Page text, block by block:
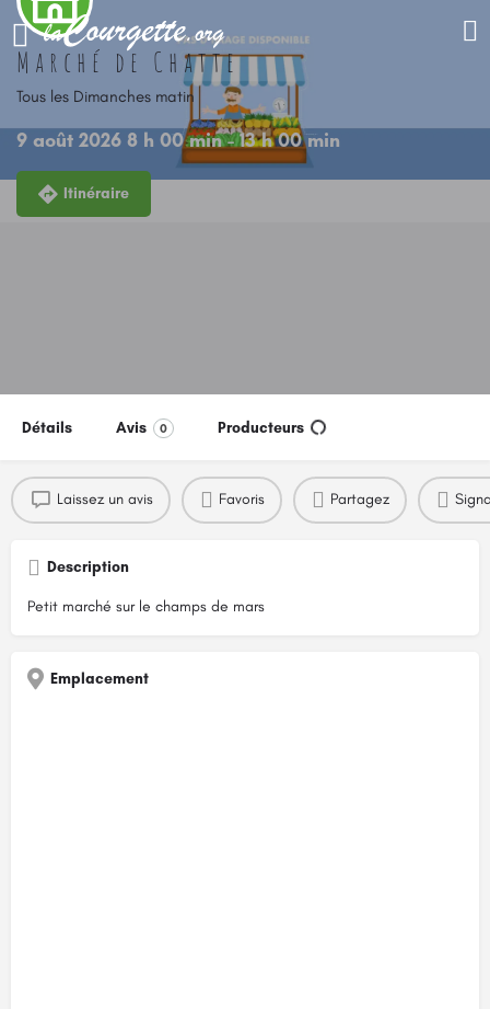
Marché de Chatte
Tous les Dimanches matin
9 août 2026 8 h 00 min - 13 h 00 min
Itinéraire
Détails Avis 0 Producteurs
Laissez un avis Favoris Partagez
Description
Petit marché sur le champs de mars
Emplacement